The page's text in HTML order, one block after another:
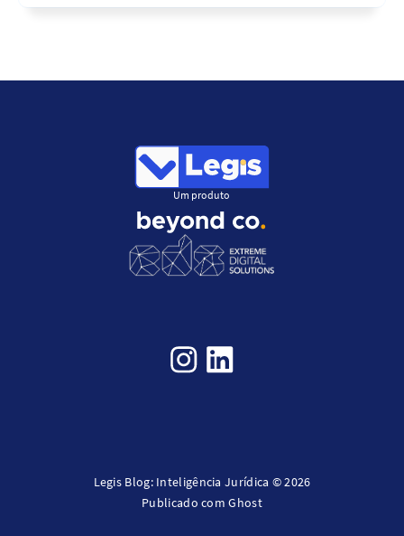
Um produto
Legis Blog: Inteligência Jurídica © 2026
Publicado comGhost